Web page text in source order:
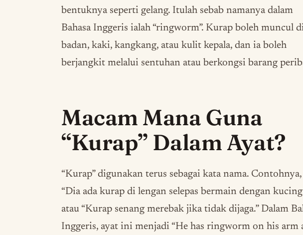
bentuknya seperti gelang. Itulah sebab namanya dalam
Bahasa Inggeris ialah “ringworm”. Kurap boleh muncul
badan, kaki, kangkang, atau kulit kepala, dan ia boleh
berjangkit melalui sentuhan atau berkongsi barang
Macam Mana Guna
“Kurap” Dalam Ayat?
“Kurap” digunakan terus sebagai kata nama. Contohnya,
“Dia ada kurap di lengan selepas bermain dengan
atau “Kurap senang merebak jika tidak dijaga.” Dalam
Inggeris, ayat ini menjadi “He has ringworm on his arm